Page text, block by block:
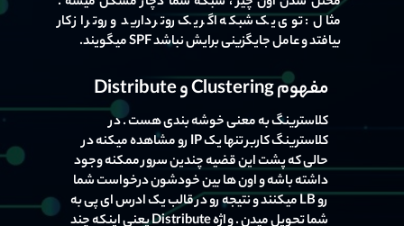
مثال : توی یک شبکه اگر یک روتر دارید و روتر از کار
بیافتد و عامل جایگزینی برایش نباشد SPF میگویند.
مفهوم Clustering و Distribute
کلاسترینگ به معنی خوشه بندی هست . در
کلاسترینگ کاربر تنها یک IP رو مشاهده میکنه در
حالی که پشت این قضیه چندین سرور ممکنه وجود
داشته باشه و اون ها بین خودشون درخواست شما
رو LB میکنند و نتیجه رو در قالب یک ادرس ای پی به
شما تحویل میدن . واژه Distribute یعنی اینکه چند